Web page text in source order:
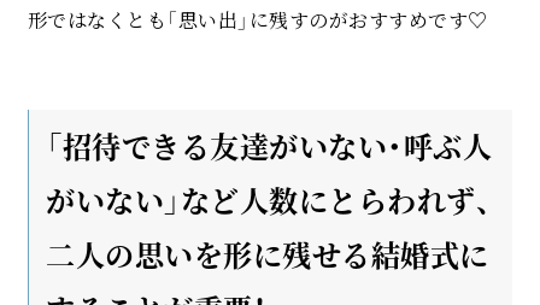
形ではなくとも「思い出」に残すのがおすすめです♡
「招待できる友達がいない・呼ぶ人
がいない」など人数にとらわれず、
二人の思いを形に残せる結婚式に